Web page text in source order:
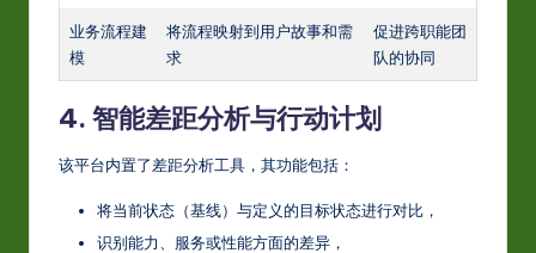
业务流程建
模
将流程映射到用户故事和需
求
促进跨职能团
队的协同
4. 智能差距分析与行动计划
该平台内置了差距分析工具，其功能包括：
将当前状态（基线）与定义的目标状态进行对比，
识别能力、服务或性能方面的差异，